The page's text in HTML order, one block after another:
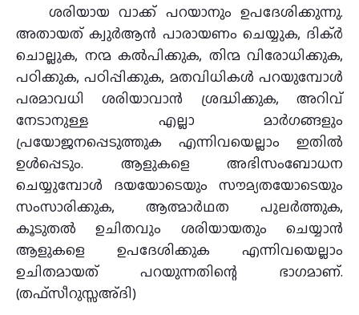
ശരിയായ വാക്ക് പറയാനും ഉപദേശിക്കുന്നു.
അതായത് ക്വുർആൻ പാരായണം ചെയ്യുക, ദിക്ർ
ചൊല്ലുക, നന്മ കൽപിക്കുക, തിന്മ വിരോധിക്കുക,
പഠിക്കുക, പഠിപ്പിക്കുക, മതവിധികൾ പറയുമ്പോൾ
പരമാവധി ശരിയാവാൻ ശ്രദ്ധിക്കുക, അറിവ്
നേടാനുള്ള എല്ലാ മാർഗങ്ങളും
പ്രയോജനപ്പെടുത്തുക എന്നിവയെല്ലാം ഇതിൽ
ഉൾപ്പെടും. ആളുകളെ അഭിസംബോധന
ചെയ്യുമ്പോൾ ദയയോടെയും സൗമ്യതയോടെയും
സംസാരിക്കുക, ആത്മാർഥത പുലർത്തുക,
കൂടുതൽ ഉചിതവും ശരിയായതും ചെയ്യാൻ
ആളുകളെ ഉപദേശിക്കുക എന്നിവയെല്ലാം
ഉചിതമായത് പറയുന്നതിന്റെ ഭാഗമാണ്.
(തഫ്സീറുസ്സഅ്ദി)